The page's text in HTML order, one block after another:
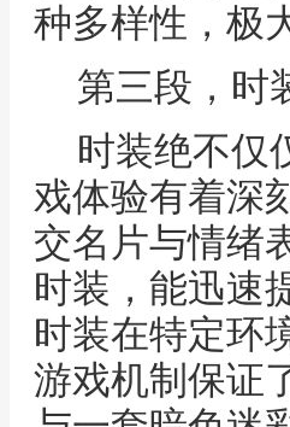
种多样性，极
第三段，时
时装绝不仅
戏体验有着深
交名片与情绪
时装，能迅速
时装在特定环
游戏机制保证